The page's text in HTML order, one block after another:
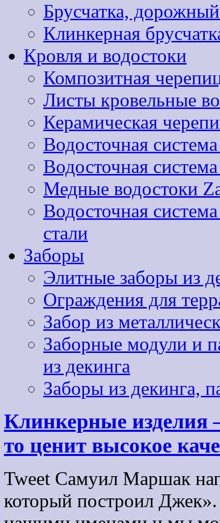
Брусчатка,
Клинкерная
Кровля и водостоки
Композитная
Листы кровельные
Керамическая
Водосточная
Водосточная
Медные водостоки
Водосточная
стали
Заборы
Элитные заборы из
Ограждения для
Забор из
Заборные модули и
из декинга
Заборы из декинга,
Клинкерные изделия
то ценит высокое
Tweet Самуил Маршак
который построил